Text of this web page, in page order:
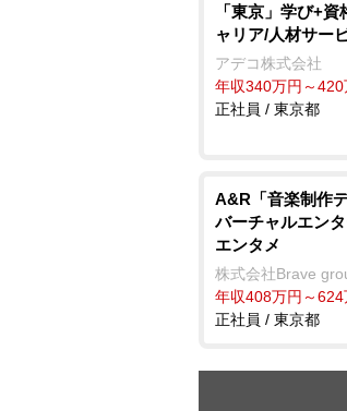
「東京」学び+
ャリア/人材サー
アデコ株式会社
年収340万円～420
正社員 / 東京都
A&R「音楽制作
バーチャルエン
エンタメ
株式会社Brave
年収408万円～624
正社員 / 東京都